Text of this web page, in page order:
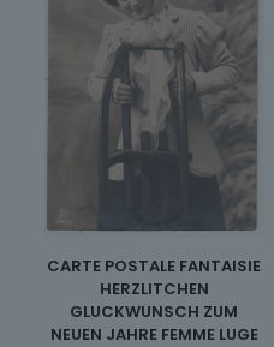
CARTE POSTALE FANTAISIE
HERZLITCHEN
GLUCKWUNSCH ZUM
NEUEN JAHRE FEMME LUGE